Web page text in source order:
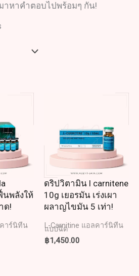
าหาคำตอบไปพร้อมๆ กัน!
นพลังให้
ด!
คาร์นิทีน
ดริปวิตามิน l carnitene
10g เยอรมัน เร่งเผา
ผลาญไขมัน 5 เท่า!
L-Carnitine แอลคาร์นิทีน
แบบฉีด
฿1,450.00